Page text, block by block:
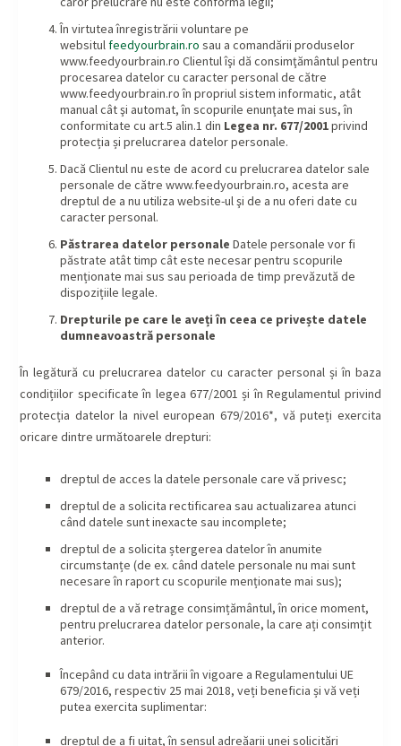
În virtutea înregistrării voluntare pe
websitulfeedyourbrain.ro sau a comandării produselor
www.feedyourbrain.ro Clientul îşi dă consimţământul pentru
procesarea datelor cu caracter personal de către
www.feedyourbrain.ro în propriul sistem informatic, atât
manual cât şi automat, în scopurile enunţate mai sus, în
conformitate cu art.5 alin.1 din Legea nr. 677/2001privind
protecția și prelucrarea datelor personale.
Dacă Clientul nu este de acord cu prelucrarea datelor sale
personale de către www.feedyourbrain.ro, acesta are
dreptul de a nu utiliza website-ul şi de a nu oferi date cu
caracter personal.
Păstrarea datelor personaleDatele personale vor fi
păstrate atât timp cât este necesar pentru scopurile
menționate mai sus sau perioada de timp prevăzută de
dispozițiile legale.
Drepturile pe care le aveți în ceea ce privește datele
dumneavoastră personale
În legătură cu prelucrarea datelor cu caracter personal și în baza
condițiilor specificate în legea 677/2001 și în Regulamentul privind
protecția datelor la nivel european 679/2016*, vă puteți exercita
oricare dintre următoarele drepturi:
dreptul de acces la datele personale care vă privesc;
dreptul de a solicita rectificarea sau actualizarea atunci
când datele sunt inexacte sau incomplete;
dreptul de a solicita ștergerea datelor în anumite
circumstanțe (de ex. când datele personale nu mai sunt
necesare în raport cu scopurile menționate mai sus);
dreptul de a vă retrage consimțământul, în orice moment,
pentru prelucrarea datelor personale, la care ați consimțit
anterior.
Începând cu data intrării în vigoare a Regulamentului UE
679/2016, respectiv 25 mai 2018, veți beneficia și vă veți
putea exercita suplimentar:
dreptul de a fi uitat, în sensul adreăarii unei solicitări